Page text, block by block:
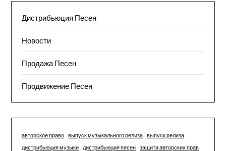
Дистрибьюция Песен
Новости
Продажа Песен
Продвижение Песен
авторское право выпуск музыкального релиза
выпуск релиза
дистрибьюция музыки
дистрибьюция песен
защита авторских прав